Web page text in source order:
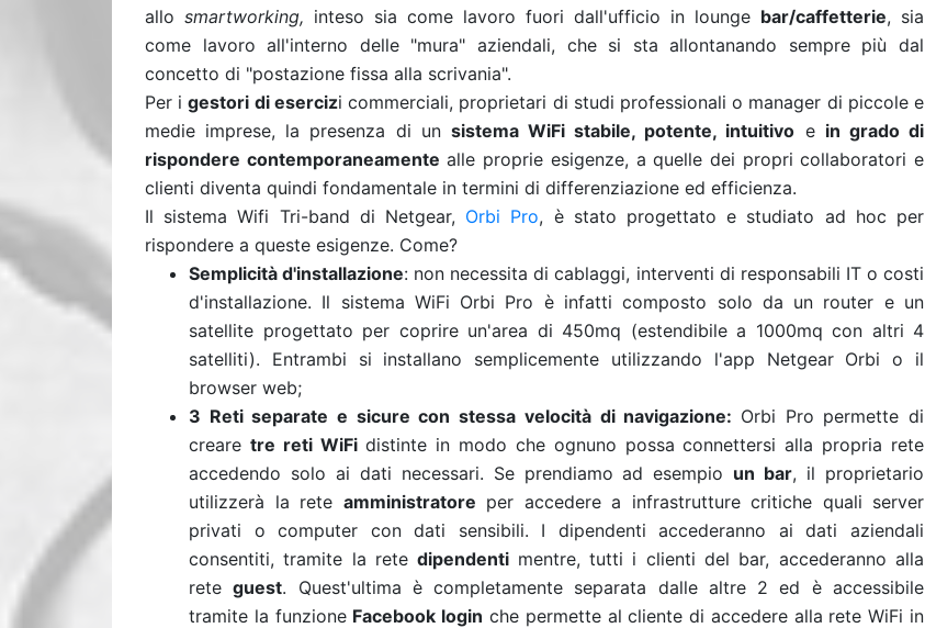
allo smartworking, inteso sia come lavoro fuori dall'ufficio in lounge bar/caffetterie, sia
come lavoro all'interno delle "mura" aziendali, che si sta allontanando sempre più dal
concetto di "postazione fissa alla scrivania".
Per i gestori di esercizi commerciali, proprietari di studi professionali o manager di piccole e
medie imprese, la presenza di un sistema WiFi stabile, potente, intuitivo e in grado di
rispondere contemporaneamente alle proprie esigenze, a quelle dei propri collaboratori e
clienti diventa quindi fondamentale in termini di differenziazione ed efficienza.
Il sistema Wifi Tri-band di Netgear, Orbi Pro, è stato progettato e studiato ad hoc per
rispondere a queste esigenze. Come?
Semplicità d'installazione: non necessita di cablaggi, interventi di responsabili IT o costi
d'installazione. Il sistema WiFi Orbi Pro è infatti composto solo da un router e un
satellite progettato per coprire un'area di 450mq (estendibile a 1000mq con altri 4
satelliti). Entrambi si installano semplicemente utilizzando l'app Netgear Orbi o il
browser web;
3 Reti separate e sicure con stessa velocità di navigazione: Orbi Pro permette di
creare tre reti WiFi distinte in modo che ognuno possa connettersi alla propria rete
accedendo solo ai dati necessari. Se prendiamo ad esempio un bar, il proprietario
utilizzerà la rete amministratore per accedere a infrastrutture critiche quali server
privati o computer con dati sensibili. I dipendenti accederanno ai dati aziendali
consentiti, tramite la rete dipendenti mentre, tutti i clienti del bar, accederanno alla
rete guest.
Quest'ultima è completamente separata dalle altre 2 ed è accessibile
tramite la funzione Facebook login che permette al cliente di accedere alla rete WiFi in